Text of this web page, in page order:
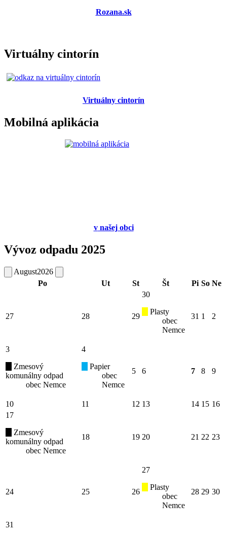
Rozana.sk
Virtuálny cintorín
Virtuálny cintorín
Mobilná aplikácia
vnašej obci
Vývoz odpadu 2025
August2026
Po
Ut St Št Pi So Ne
27 28 29
30
Plasty
obec
Nemce
31 1 2
3
Zmesový
komunálny odpad
obec Nemce
4
Papier
obec
Nemce
5 6 7 8 9
10 11 12 13 14 15 16
17
Zmesový
komunálny odpad
obec Nemce
18 19 20 21 22 23
24 25 26
27
Plasty
obec
Nemce
28 29 30
31